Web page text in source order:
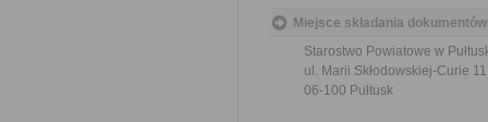
Miejsce składania dokumentów
Starostwo Powiatowe w
ul. Marii Skłodowskiej-Curie 11
06-100 Pułtusk